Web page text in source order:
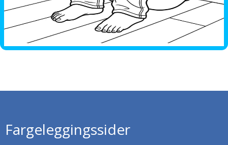
Fargeleggingssider